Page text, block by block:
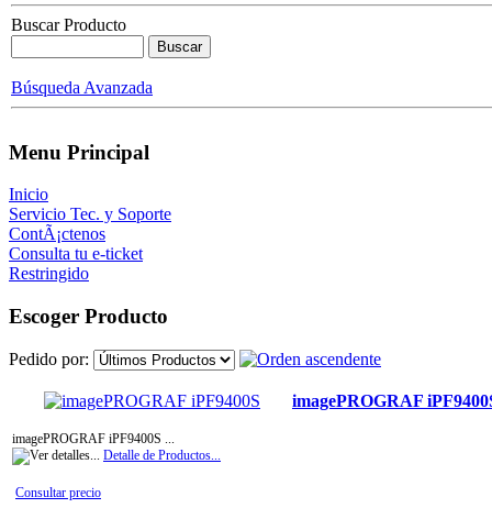
Buscar Producto
Búsqueda Avanzada
Menu Principal
Inicio
Servicio Tec. y Soporte
ContÃ¡ctenos
Consulta tu e-ticket
Restringido
Escoger Producto
Pedido por:
imagePROGRAF
imagePROGRAF iPF9400S ...
Detalle de Productos...
Consultar precio